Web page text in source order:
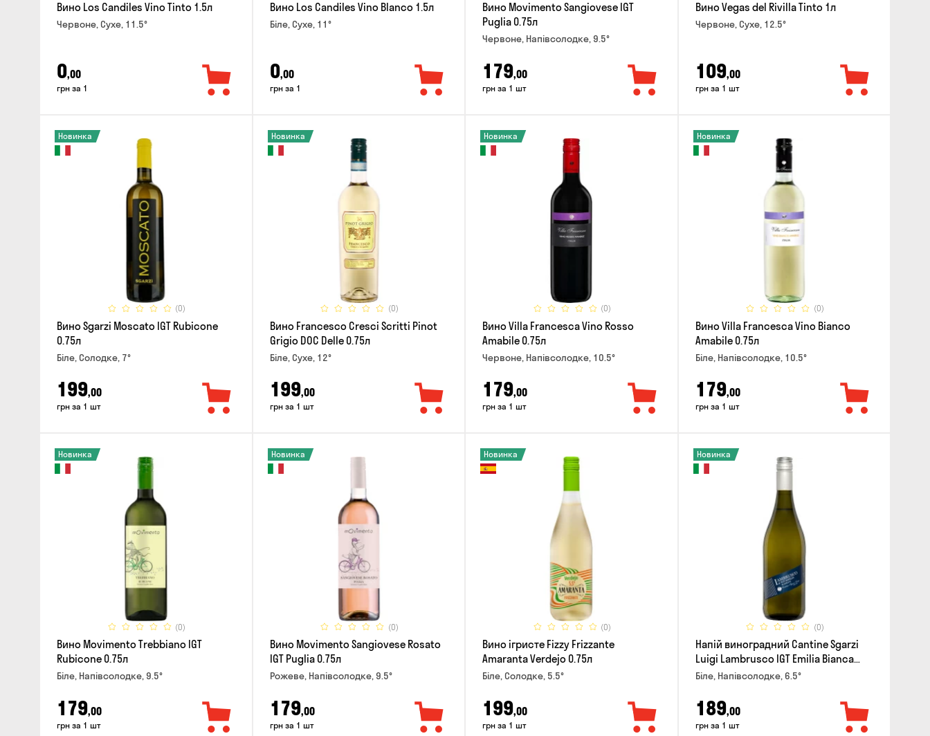
Вино Los Candiles Vino Tinto 1.5л
Червоне, Сухе, 11.5°
0,00
грн за 1
Вино Los Candiles Vino Blanco 1.5л
Біле, Сухе, 11°
0,00
грн за 1
Вино Movimento Sangiovese IGT
Puglia 0.75л
Червоне, Напівсолодке, 9.5°
179,00
грн за 1 шт
Вино Vegas del Rivilla Tinto 1л
Червоне, Сухе, 12.5°
109,00
грн за 1 шт
(0)
Новинка
Вино Sgarzi Moscato IGT Rubicone
0.75л
Біле, Солодке, 7°
199,00
грн за 1 шт
(0)
Новинка
Вино Francesco Cresci Scritti Pinot
Grigio DOC Delle 0.75л
Біле, Сухе, 12°
199,00
грн за 1 шт
(0)
Новинка
Вино Villa Francesca Vino Rosso
Amabile 0.75л
Червоне, Напівсолодке, 10.5°
179,00
грн за 1 шт
(0)
Новинка
Вино Villa Francesca Vino Bianco
Amabile 0.75л
Біле, Напівсолодке, 10.5°
179,00
грн за 1 шт
(0)
Новинка
Вино Movimento Trebbiano IGT
Rubicone 0.75л
Біле, Напівсолодке, 9.5°
179,00
грн за 1 шт
(0)
Новинка
Вино Movimento Sangiovese Rosato
IGT Puglia 0.75л
Рожеве, Напівсолодке, 9.5°
179,00
грн за 1 шт
(0)
Новинка
Вино ігристе Fizzy Frizzante
Amaranta Verdejo 0.75л
Біле, Солодке, 5.5°
199,00
грн за 1 шт
(0)
Новинка
Напій виноградний Cantine Sgarzi
Luigi Lambrusco IGT Emilia Bianca
Frizziante 0.75л
Біле, Напівсолодке, 6.5°
189,00
грн за 1 шт